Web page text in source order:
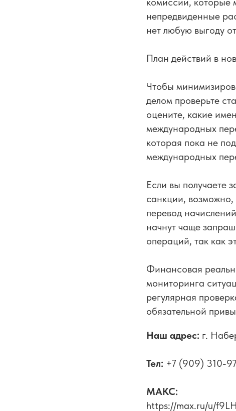
непредвиденные
нет любую выгоду
План действий в
Чтобы
делом проверьте
оцените, какие
международных
которая пока не
международных
Если вы получаете
санкции,
перевод
начнут чаще
операций, так как
Финансовая
мониторинга
регулярная
обязательной
Наш адрес: г.
Тел: +7 (909) 310-
МАКС:
https://max.ru/u/